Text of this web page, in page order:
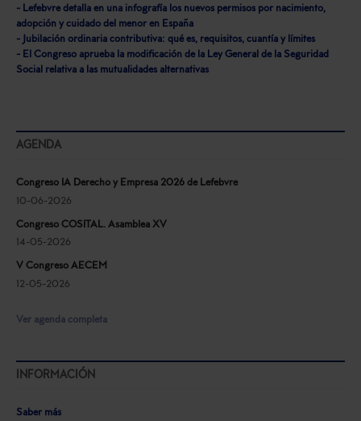
- Lefebvre detalla en una infografía los nuevos permisos por nacimiento,
adopción y cuidado del menor en España
- Jubilación ordinaria contributiva: qué es, requisitos, cuantía y límites
- El Congreso aprueba la modificación de la Ley General de la Seguridad
Social relativa a las mutualidades alternativas
AGENDA
Congreso IA Derecho y Empresa 2026 de Lefebvre
10-06-2026
Congreso COSITAL. Asamblea XV
14-05-2026
V Congreso AECEM
12-05-2026
Ver agenda completa
INFORMACIÓN
Saber más